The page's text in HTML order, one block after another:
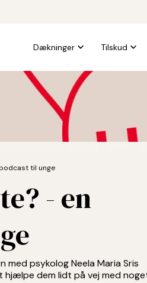
Dækninger Tilskud
til unge
- en
psykolog Neela Maria Sris
hjælpe dem lidt på vej med